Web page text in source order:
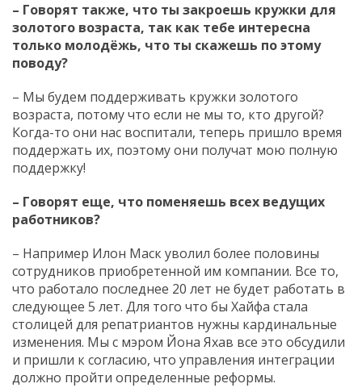
– Говорят также, что ты закроешь кружки для
золотого возраста, так как тебе интересна
только молодёжь, что ты скажешь по этому
поводу?
– Мы будем поддерживать кружки золотого
возраста, потому что если не мы то, кто другой?
Когда-то они нас воспитали, теперь пришло время
поддержать их, поэтому они получат мою полную
поддержку!
– Говорят еще, что поменяешь всех ведущих
работников?
– Например Илон Маск уволил более половины
сотрудников приобретенной им компании. Все то,
что работало последнее 20 лет не будет работать в
следующее 5 лет. Для того что бы Хайфа стала
столицей для репатриантов нужны кардинальные
изменения. Мы с мэром Йона Яхав все это обсудили
и пришли к согласию, что управления интеграции
должно пройти определенные реформы.